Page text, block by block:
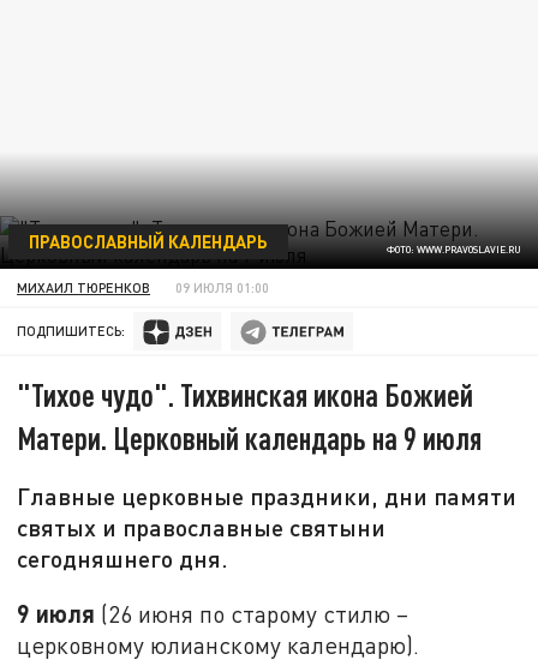
ФОТО: WWW.PRAVOSLAVIE.RU
ПРАВОСЛАВНЫЙ КАЛЕНДАРЬ
МИХАИЛ ТЮРЕНКОВ 09 ИЮЛЯ 01:00
ПОДПИШИТЕСЬ:
"Тихое чудо". Тихвинская икона Божией
Матери. Церковный календарь на 9 июля
Главные церковные праздники, дни памяти
святых и православные святыни
сегодняшнего дня.
9 июля (26 июня по старому стилю –
церковному юлианскому календарю).